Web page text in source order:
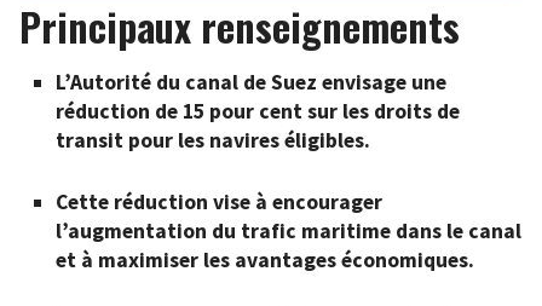
Principaux renseignements
L’Autorité du canal de Suez envisage une
réduction de 15 pour cent sur les droits de
transit pour les navires éligibles.
Cette réduction vise à encourager
l’augmentation du trafic maritime dans le canal
et à maximiser les avantages économiques.